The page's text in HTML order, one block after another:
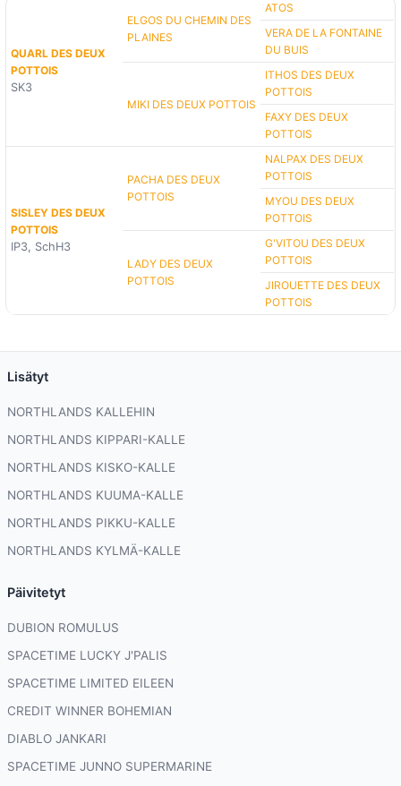
QUARL DES DEUX
POTTOIS
SK3
ELGOS DU CHEMIN DES
PLAINES
ATOS
VERA DE LA FONTAINE
DU BUIS
MIKI DES DEUX POTTOIS
ITHOS DES DEUX
POTTOIS
FAXY DES DEUX
POTTOIS
SISLEY DES DEUX
POTTOIS
IP3, SchH3
PACHA DES DEUX
POTTOIS
NALPAX DES DEUX
POTTOIS
MYOU DES DEUX
POTTOIS
LADY DES DEUX
POTTOIS
G'VITOU DES DEUX
POTTOIS
JIROUETTE DES DEUX
POTTOIS
Lisätyt
NORTHLANDS KALLEHIN
NORTHLANDS KIPPARI-KALLE
NORTHLANDS KISKO-KALLE
NORTHLANDS KUUMA-KALLE
NORTHLANDS PIKKU-KALLE
NORTHLANDS KYLMÄ-KALLE
Päivitetyt
DUBION ROMULUS
SPACETIME LUCKY J'PALIS
SPACETIME LIMITED EILEEN
CREDIT WINNER BOHEMIAN
DIABLO JANKARI
SPACETIME JUNNO SUPERMARINE